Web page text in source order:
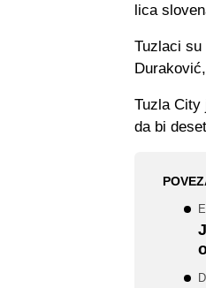
lica
Tuzlaci
Tuzla City
da bi